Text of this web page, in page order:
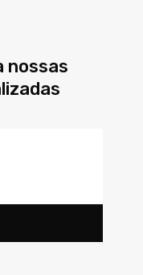
nossas